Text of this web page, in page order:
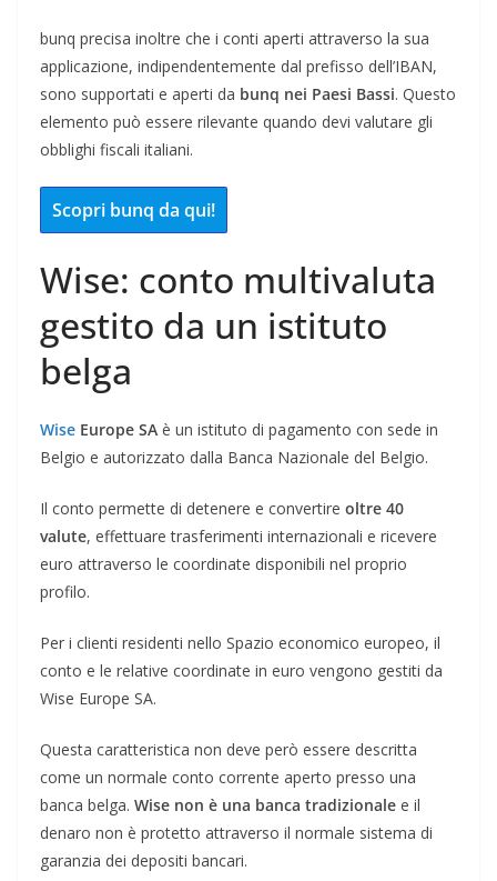
bunq precisa inoltre che i conti aperti attraverso la sua
applicazione, indipendentemente dal prefisso dell’IBAN,
sono supportati e aperti da bunq nei Paesi Bassi. Questo
elemento può essere rilevante quando devi valutare gli
obblighi fiscali italiani.
Scopri bunq da qui!
Wise: conto multivaluta
gestito da un istituto
belga
Wise Europe SA è un istituto di pagamento con sede in
Belgio e autorizzato dalla Banca Nazionale del Belgio.
Il conto permette di detenere e convertire oltre 40
valute, effettuare trasferimenti internazionali e ricevere
euro attraverso le coordinate disponibili nel proprio
profilo.
Per i clienti residenti nello Spazio economico europeo, il
conto e le relative coordinate in euro vengono gestiti da
Wise Europe SA.
Questa caratteristica non deve però essere descritta
come un normale conto corrente aperto presso una
banca belga. Wise non è una banca tradizionale e il
denaro non è protetto attraverso il normale sistema di
garanzia dei depositi bancari.